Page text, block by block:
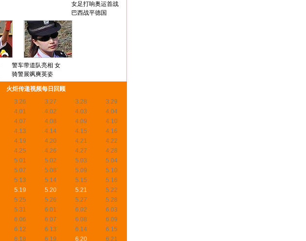
女足打响奥运首战
巴西战平德国
警车带道队亮相 女
骑警展飒爽英姿
火炬传递视频每日回顾
3.26 3.27 3.28
3.29
4.01 4.02 4.03
4.04
4.07 4.08 4.09
4.10
4.13 4.14 4.15
4.16
4.19 4.20 4.21
4.22
4.25 4.26 4.27
4.28
5.01 5.02 5.03
5.04
5.07 5.08 5.09
5.10
5.13 5.14 5.15
5.16
5.19 5.20 5.21
5.22
5.25 5.26 5.27
5.28
5.31 6.01 6.02
6.03
6.06 6.07 6.08
6.09
6.12 6.13 6.14
6.15
6.18 6.19 6.20
6.21